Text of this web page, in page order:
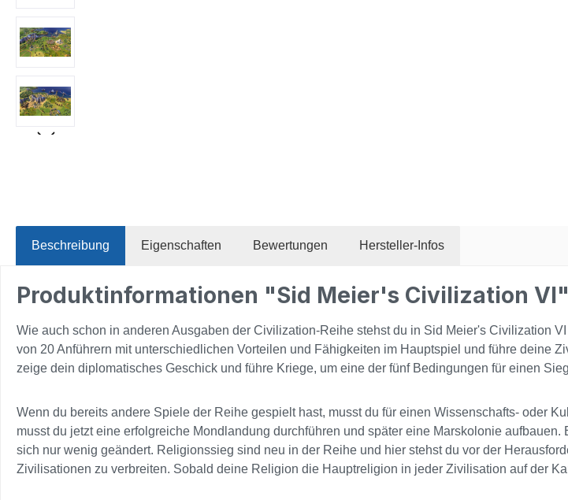
Beschreibung Eigenschaften Bewertungen Hersteller-Infos
Produktinformationen "Sid Meier's Civilization VI"
Wie auch schon in anderen Ausgaben der Civilization-Reihe stehst du in Sid Meier's Civilization
von 20 Anführern mit unterschiedlichen Vorteilen und Fähigkeiten im Hauptspiel und führe deine
zeige dein diplomatisches Geschick und führe Kriege, um eine der fünf Bedingungen für einen
Wenn du bereits andere Spiele der Reihe gespielt hast, musst du für einen Wissenschafts- oder
musst du jetzt eine erfolgreiche Mondlandung durchführen und später eine Marskolonie
sich nur wenig geändert. Religionssieg sind neu in der Reihe und hier stehst du vor der
Zivilisationen zu verbreiten. Sobald deine Religion die Hauptreligion in jeder Zivilisation auf der